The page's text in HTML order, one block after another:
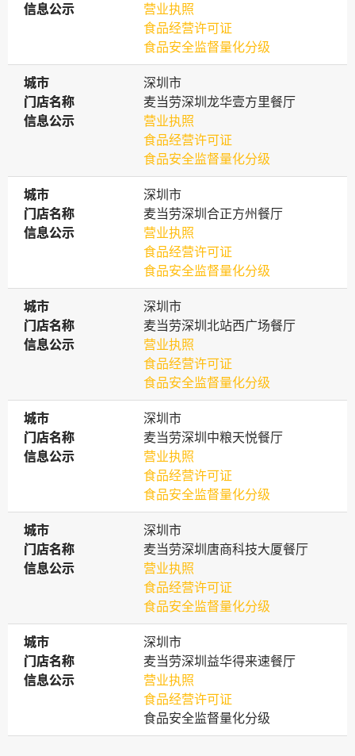
信息公示
信息公示
营业执照
食品经营许可证
食品安全监督量化分级
城市
城市
深圳市
门店名称
门店名称
麦当劳深圳龙华壹方里餐厅
信息公示
信息公示
营业执照
食品经营许可证
食品安全监督量化分级
城市
城市
深圳市
门店名称
门店名称
麦当劳深圳合正方州餐厅
信息公示
信息公示
营业执照
食品经营许可证
食品安全监督量化分级
城市
城市
深圳市
门店名称
门店名称
麦当劳深圳北站西广场餐厅
信息公示
信息公示
营业执照
食品经营许可证
食品安全监督量化分级
城市
城市
深圳市
门店名称
门店名称
麦当劳深圳中粮天悦餐厅
信息公示
信息公示
营业执照
食品经营许可证
食品安全监督量化分级
城市
城市
深圳市
门店名称
门店名称
麦当劳深圳唐商科技大厦餐厅
信息公示
信息公示
营业执照
食品经营许可证
食品安全监督量化分级
城市
城市
深圳市
门店名称
门店名称
麦当劳深圳益华得来速餐厅
信息公示
信息公示
营业执照
食品经营许可证
食品安全监督量化分级